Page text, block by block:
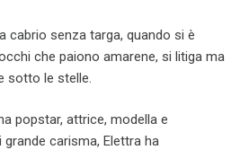
cabrio senza targa, quando si è
che paiono amarene, si litiga ma
sotto le stelle.
popstar, attrice, modella e
carisma, Elettra ha